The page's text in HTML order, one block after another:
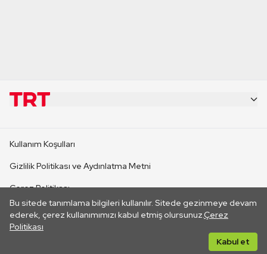
Bu sitede tanımlama bilgileri kullanılır. Sitede gezinmeye devam
ederek, çerez kullanımımızı kabul etmiş olursunuz.Çerez
Politikası
Kabul et
CANLI YAYINLAR
Kullanım Koşulları
Gizlilik Politikası ve Aydınlatma Metni
Çerez Politikası
İletişim
Her hakkı saklıdır. ©2026 TRT. Bağlantı yoluyla gidilen dış